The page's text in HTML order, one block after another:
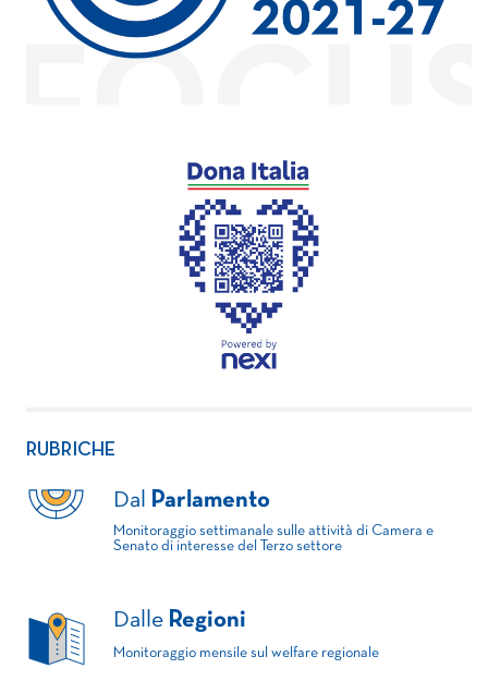
RUBRICHE
Dal Parlamento
Monitoraggio settimanale sulle attività di Camera e
Senato di interesse del Terzo settore
Dalle Regioni
Monitoraggio mensile sul welfare regionale